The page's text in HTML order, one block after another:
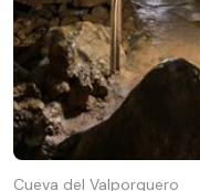
Cueva del Valporquero